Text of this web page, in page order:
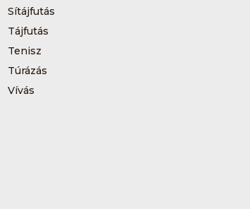
Sítájfutás
Tájfutás
Tenisz
Túrázás
Vívás